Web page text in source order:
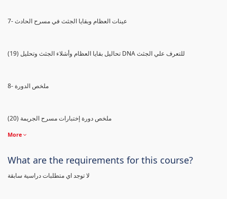
7- عينات العظام وبقايا الجثث في مسرح الحادث
(19) تحاليل بقايا العظام وأشلاء الجثث وتحليل DNA للتعرف علي الجثث
8- ملخص الدورة
(20) ملخص دورة إختبارات مسرح الجريمة
More
What are the requirements for this course?
لا توجد اي متطلبات دراسية سابقة